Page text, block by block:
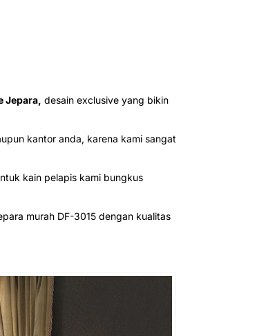
Jepara, desain exclusive yang bikin
kantor anda, karena kami sangat
kain pelapis kami bungkus
murah DF-3015 dengan kualitas